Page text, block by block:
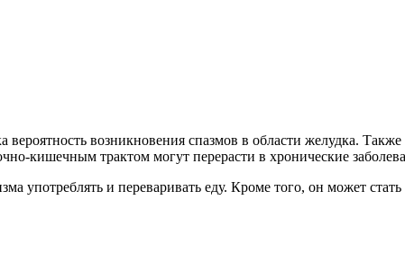
вероятность возникновения спазмов в области желудка.
кишечным трактом могут перерасти в хронические
употреблять и переваривать еду. Кроме того, он может